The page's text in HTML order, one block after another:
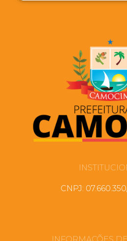
CNPJ:
INFORMAÇÕES